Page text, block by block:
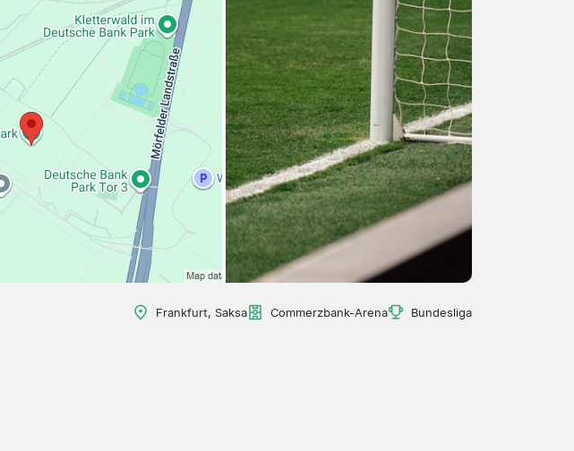
Frankfurt, Saksa Commerzbank-Arena Bundesliga